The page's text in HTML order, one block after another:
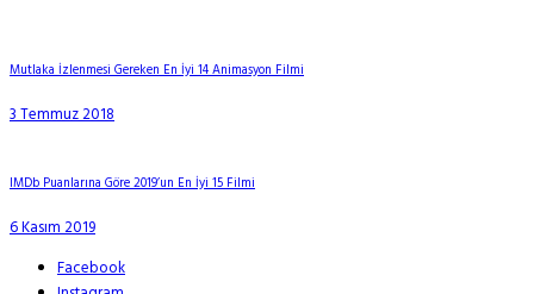
Mutlaka İzlenmesi Gereken En İyi 14 Animasyon Filmi
3 Temmuz 2018
IMDb Puanlarına Göre 2019’un En İyi 15 Filmi
6 Kasım 2019
Facebook